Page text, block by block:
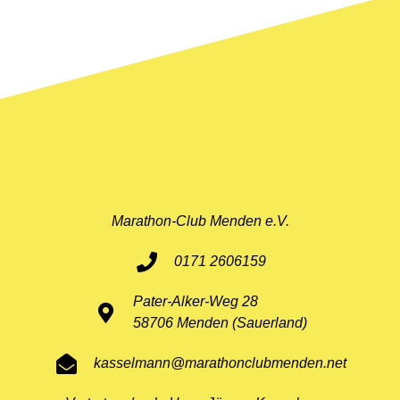
Marathon-Club Menden e.V.
0171 2606159
Pater-Alker-Weg 28
58706 Menden (Sauerland)
kasselmann@marathonclubmenden.net